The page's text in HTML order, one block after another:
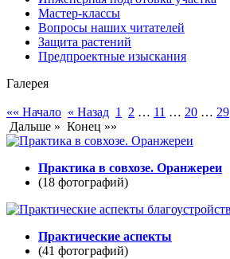
Мастер-классы
Вопросы наших читателей
Защита растений
Предпроектные изыскания
Галерея
«« Начало « Назад 1 2 … 11 … 20 … 29
Дальше » Конец »»
Практика в совхозе. Оранжереи
(18 фотографий)
Практические аспекты
(41 фотографий)